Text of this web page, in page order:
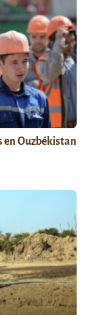
Ouzbékistan